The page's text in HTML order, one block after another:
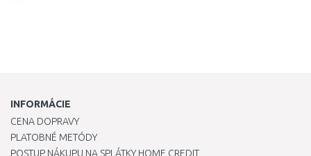
INFORMÁCIE
CENA DOPRAVY
PLATOBNÉ METÓDY
POSTUP NÁKUPU NA SPLÁTKY HOME CREDIT